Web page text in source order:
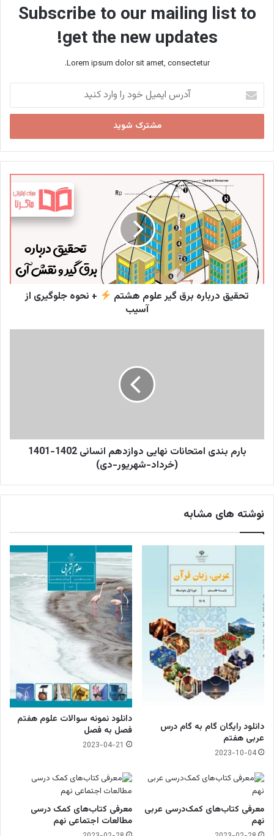
Subscribe to our mailing list to
get the new updates!
Lorem ipsum dolor sit amet, consectetur.
ایمیل
خود
وارد
کنید
تحقیق
علوم
هشتم
نحوه
جلوگیریتحقیق درباره برق گیر علوم هشتم
+ نحوه جلوگیری از
آسیب
(خرداد-
شهریور-
بارم بندی امتحانات نهایی دوازدهم انسانی 1402-1401
(خرداد-شهریور-دی)
نوشته های مشابه
دانلود رایگان گام به گام درس
عربی هفتم
2023-10-04
دانلود نمونه سوالات علوم هفتم
فصل به فصل
2023-04-21
معرفی کتاب‌های کمک‌درسی عربی
نهم
معرفی کتاب‌های کمک درسی
مطالعات اجتماعی نهم